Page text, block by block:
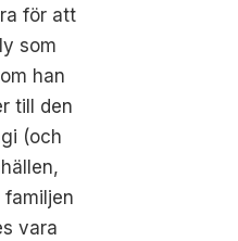
för att
som
han
till den
(och
vara